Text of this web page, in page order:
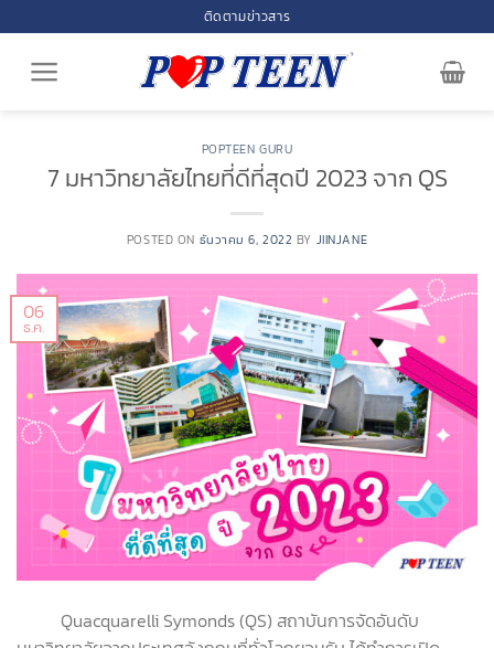
to
content
ติดตามข่าวสาร
POPTEEN GURU
7 มหาวิทยาลัยไทยที่ดีที่สุดปี 2023 จาก QS
POSTED ON ธันวาคม 6, 2022 BY JIINJANE
06
ธ.ค.
Quacquarelli Symonds (QS) สถาบันการจัดอันดับ